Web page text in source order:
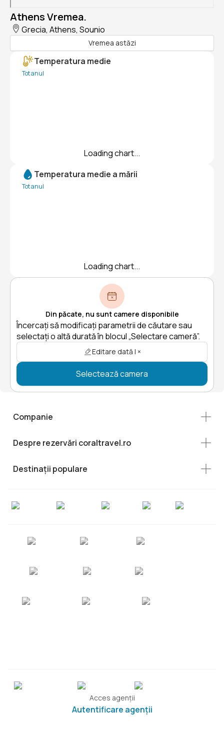
Athens Vremea.
Grecia, Athens, Sounio
Vremea astăzi
Temperatura medie
Tot anul
Loading chart...
Temperatura medie a mării
Tot anul
Loading chart...
Din păcate, nu sunt camere disponibile
Încercați să modificați parametrii de căutare sau
selectați o altă durată în blocul „Selectare cameră”.
Editare dată | ×
Selectează camera
Companie
Despre rezervări coraltravel.ro
Destinații populare
Acces agenții
Autentificare agenții